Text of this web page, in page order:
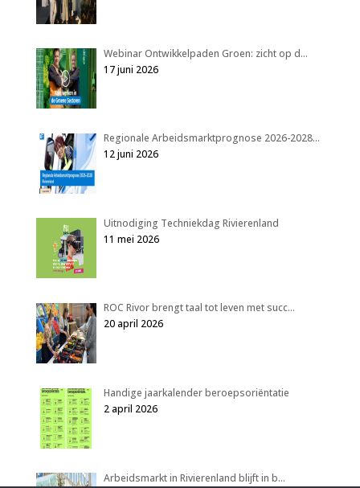
Webinar Ontwikkelpaden Groen: zicht op d…
17 juni 2026
Regionale Arbeidsmarktprognose 2026-2028…
12 juni 2026
Uitnodiging Techniekdag Rivierenland
11 mei 2026
ROC Rivor brengt taal tot leven met succ…
20 april 2026
Handige jaarkalender beroepsoriëntatie
2 april 2026
Arbeidsmarkt in Rivierenland blijft in b…